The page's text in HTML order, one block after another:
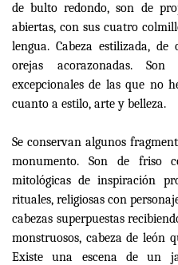
de bulto redondo, son de
abiertas, con sus cuatro
lengua. Cabeza estilizada, de
orejas acorazonadas.
excepcionales de las que no
cuanto a estilo, arte y belleza.
Se conservan algunos
monumento. Son de friso
mitológicas de inspiración
rituales, religiosas con
cabezas superpuestas
monstruosos, cabeza de león
Existe una escena de un